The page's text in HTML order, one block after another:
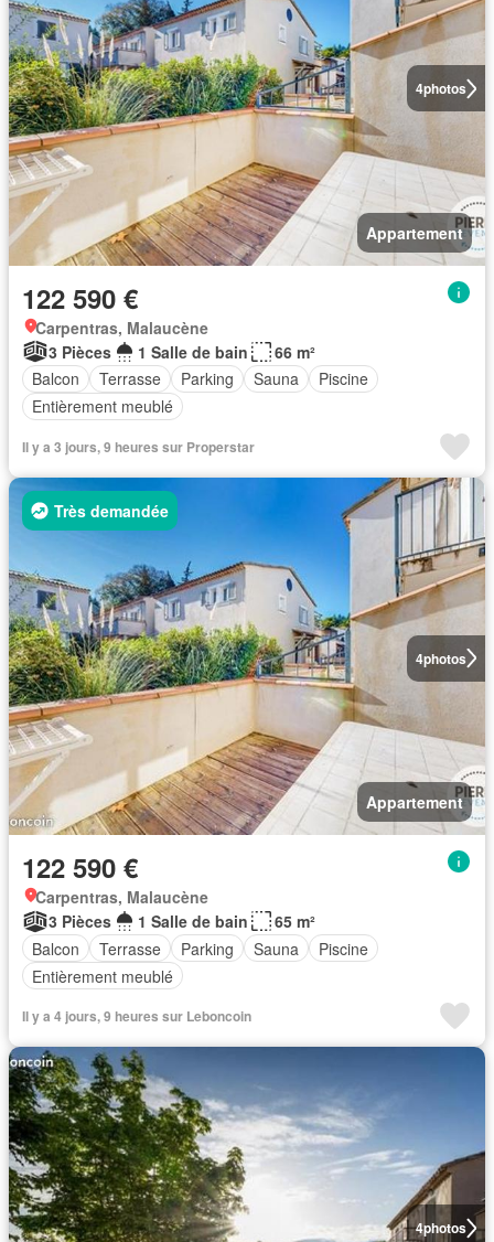
4photos
Appartement
122 590 €
Carpentras, Malaucène
3 Pièces
1 Salle de bain
66 m²
Balcon
Terrasse Parking Sauna
Piscine
Entièrement meublé
Il y a 3 jours, 9 heures sur Properstar
4photos
Très demandée
Appartement
122 590 €
Carpentras, Malaucène
3 Pièces
1 Salle de bain
65 m²
Balcon
Terrasse Parking Sauna
Piscine
Entièrement meublé
Il y a 4 jours, 9 heures sur Leboncoin
4photos